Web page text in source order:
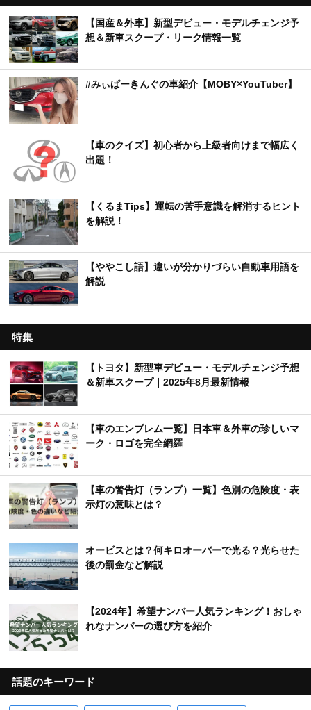
【国産＆外車】新型デビュー・モデルチェンジ予
想＆新車スクープ・リーク情報一覧
#みぃぱーきんぐの車紹介【MOBY×YouTuber】
【車のクイズ】初心者から上級者向けまで幅広く
出題！
【くるまTips】運転の苦手意識を解消するヒント
を解説！
【ややこし語】違いが分かりづらい自動車用語を
解説
特集
【トヨタ】新型車デビュー・モデルチェンジ予想
＆新車スクープ｜2025年8月最新情報
【車のエンブレム一覧】日本車＆外車の珍しいマ
ーク・ロゴを完全網羅
【車の警告灯（ランプ）一覧】色別の危険度・表
示灯の意味とは？
オービスとは？何キロオーバーで光る？光らせた
後の罰金など解説
【2024年】希望ナンバー人気ランキング！おしゃ
れなナンバーの選び方を紹介
話題のキーワード